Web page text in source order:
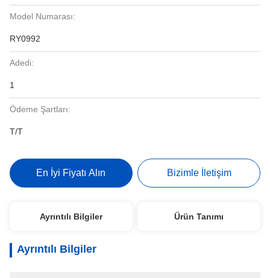
Model Numarası:
RY0992
Adedi:
1
Ödeme Şartları:
T/T
En İyi Fiyatı Alın Bizimle İletişim
Ayrıntılı Bilgiler Ürün Tanımı
Ayrıntılı Bilgiler